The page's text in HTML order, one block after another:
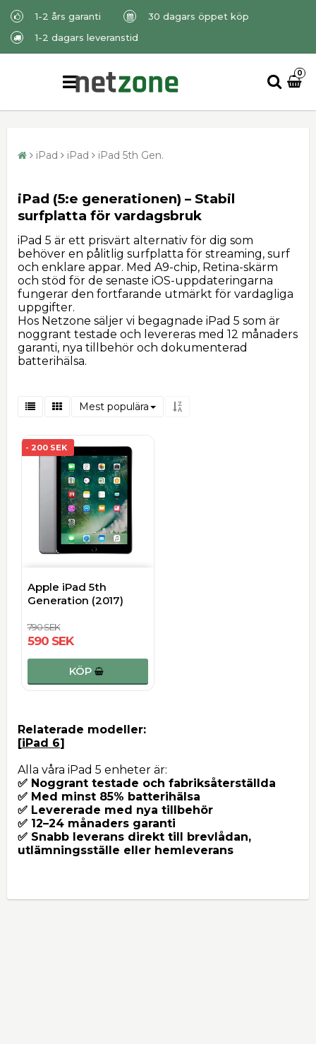
1-2 års garanti
30 dagars öppet köp
1-2 dagars leveranstid
0
iPad iPad iPad 5th Gen.
iPad (5:e generationen) – Stabil
surfplatta för vardagsbruk
iPad 5 är ett prisvärt alternativ för dig som
behöver en pålitlig surfplatta för streaming, surf
och enklare appar. Med A9-chip, Retina-skärm
och stöd för de senaste iOS-uppdateringarna
fungerar den fortfarande utmärkt för vardagliga
uppgifter.
Hos Netzone säljer vi begagnade iPad 5 som är
noggrant testade och levereras med 12 månaders
garanti, nya tillbehör och dokumenterad
batterihälsa.
Mest populära
- 200 SEK
Apple iPad 5th
Generation (2017)
790 SEK
590 SEK
KÖP
Relaterade modeller:
[iPad 6]
Alla våra iPad 5 enheter är:
✅ Noggrant testade och fabriksåterställda
✅ Med minst 85% batterihälsa
✅ Levererade med nya tillbehör
✅ 12–24 månaders garanti
✅ Snabb leverans direkt till brevlådan,
utlämningsställe eller hemleverans